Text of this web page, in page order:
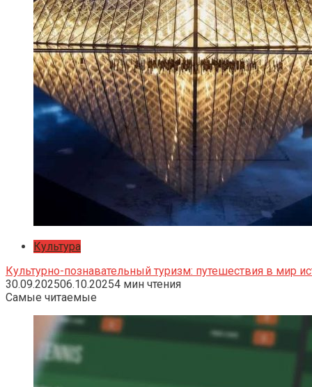
Культура
Культурно-познавательный туризм: путешествия в мир
30.09.202506.10.20254 мин чтения
Самые читаемые